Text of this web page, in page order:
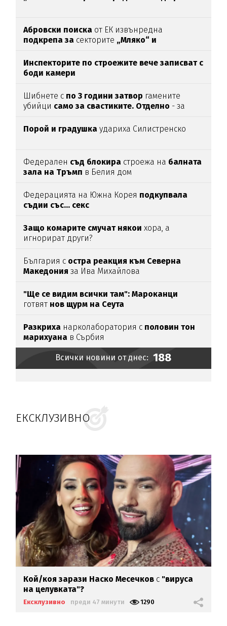
Абровски поиска от ЕК извънредна
подкрепа за секторите „Мляко“ и
Инспекторите по строежите вече записват с
боди камери
Шибнете с по 3 години затвор гамените
убийци само за свастиките. Отделно - за
Порой и градушка удариха Силистренско
Федерален съд блокира строежа на балната
зала на Тръмп в Белия дом
Федерацията на Южна Корея подкупвала
съдии със... секс
Защо комарите смучат някои хора, а
игнорират други?
България с остра реакция към Северна
Македония за Ива Михайлова
"Ще се видим всички там": Мароканци
готвят нов щурм на Сеута
Разкриха нарколаборатория с половин тон
марихуана в Сърбия
Всички новини от днес: 188
ЕКСКЛУЗИВНО
Кой/коя зарази Наско Месечков с "вируса
на целувката"?
Ексклузивно преди 47 минути 1290